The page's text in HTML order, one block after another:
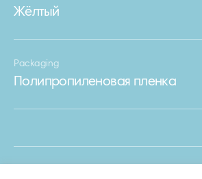
Жёлтый
Packaging
Полипропиленовая пленка